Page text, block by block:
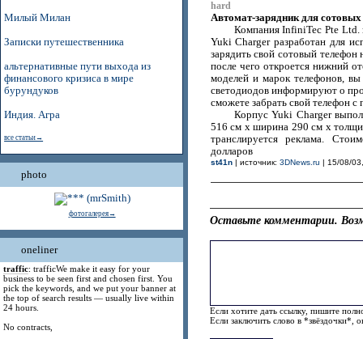
Милый Милан
Записки путешественника
альтернативные пути выхода из
финансового кризиса в мире
бурундуков
Индия. Агра
все статьи→
photo
фотогалерея→
oneliner
traffic: trafficWe make it easy for your
business to be seen first and chosen first. You
pick the keywords, and we put your banner at
the top of search results — usually live within
24 hours.
No contracts,
hard
Автомат-зарядник для
Компания InfiniTec Pte Ltd.
Yuki Charger разработан для
зарядить свой сотовый
после чего откроется нижний
моделей и марок телефонов,
светодиодов информируют о
сможете забрать свой телефон
Корпус Yuki Charger
516 см x ширина 290 см x
транслируется реклама.
долларов
st41n| источник: 3DNews.ru | 15/08/
Оставьте комментарии.
Если хотите дать ссылку, пишите
Если заключить слово в *звёздочки*,